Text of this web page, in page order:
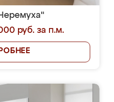
руб. за п.м.